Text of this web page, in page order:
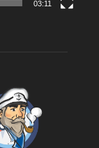
03:11